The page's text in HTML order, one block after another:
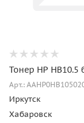
Тонер HP HB10.5
Арт.:
Иркутск
Хабаровск